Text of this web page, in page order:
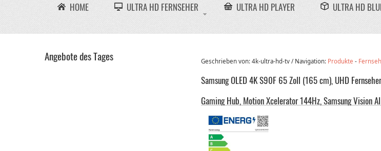
HOME ULTRA HD FERNSEHER ULTRA HD PLAYER ULTRA HD
Geschrieben von: 4k-ultra-hd-tv / Navigation: Produkte -
Samsung OLED 4K S90F 65 Zoll (165 cm), UHD
Gaming Hub, Motion Xcelerator 144Hz, Samsung Vision
Angebote des Tages